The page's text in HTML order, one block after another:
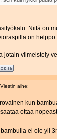
Niitä on
on
jotain viimeistely
aihe:
kun
ottaa
ei ole yli